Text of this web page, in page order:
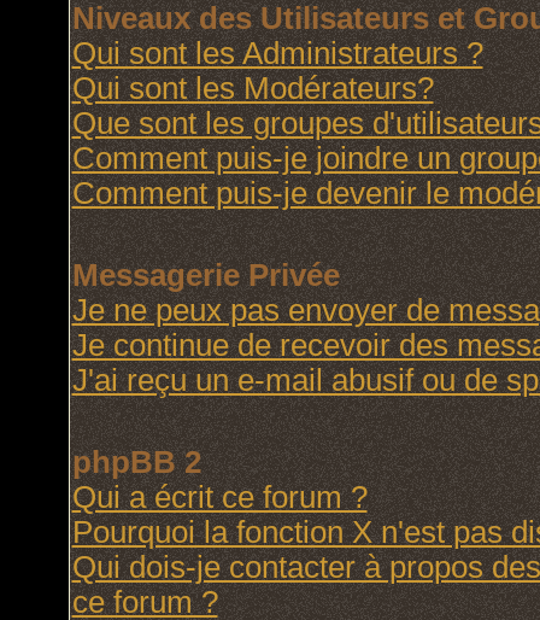
Niveaux des Utilisateurs et
Qui sont les Administrateurs ?
Qui sont les Modérateurs?
Que sont les groupes
Comment puis-je joindre un
Comment puis-je devenir le
Messagerie Privée
Je ne peux pas envoyer de
Je continue de recevoir des
J'ai reçu un e-mail abusif ou de
phpBB 2
Qui a écrit ce forum ?
Pourquoi la fonction X n'est pas
Qui dois-je contacter à propos
ce forum ?